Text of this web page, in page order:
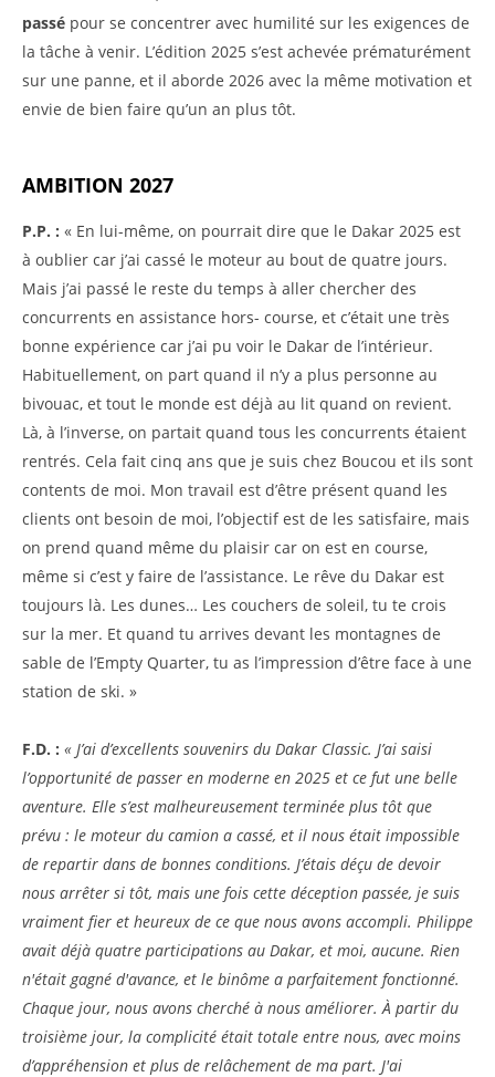
passé pour se concentrer avec humilité sur les exigences de
la tâche à venir. L’édition 2025 s’est achevée prématurément
sur une panne, et il aborde 2026 avec la même motivation et
envie de bien faire qu’un an plus tôt.
AMBITION 2027
P.P. : « En lui-même, on pourrait dire que le Dakar 2025 est
à oublier car j’ai cassé le moteur au bout de quatre jours.
Mais j’ai passé le reste du temps à aller chercher des
concurrents en assistance hors- course, et c’était une très
bonne expérience car j’ai pu voir le Dakar de l’intérieur.
Habituellement, on part quand il n’y a plus personne au
bivouac, et tout le monde est déjà au lit quand on revient.
Là, à l’inverse, on partait quand tous les concurrents étaient
rentrés. Cela fait cinq ans que je suis chez Boucou et ils sont
contents de moi. Mon travail est d’être présent quand les
clients ont besoin de moi, l’objectif est de les satisfaire, mais
on prend quand même du plaisir car on est en course,
même si c’est y faire de l’assistance. Le rêve du Dakar est
toujours là. Les dunes… Les couchers de soleil, tu te crois
sur la mer. Et quand tu arrives devant les montagnes de
sable de l’Empty Quarter, tu as l’impression d’être face à une
station de ski. »
F.D. : « J’ai d’excellents souvenirs du Dakar Classic. J’ai saisi
l’opportunité de passer en moderne en 2025 et ce fut une belle
aventure. Elle s’est malheureusement terminée plus tôt que
prévu : le moteur du camion a cassé, et il nous était impossible
de repartir dans de bonnes conditions. J’étais déçu de devoir
nous arrêter si tôt, mais une fois cette déception passée, je suis
vraiment fier et heureux de ce que nous avons accompli. Philippe
avait déjà quatre participations au Dakar, et moi, aucune. Rien
n'était gagné d'avance, et le binôme a parfaitement fonctionné.
Chaque jour, nous avons cherché à nous améliorer. À partir du
troisième jour, la complicité était totale entre nous, avec moins
d’appréhension et plus de relâchement de ma part. J'ai